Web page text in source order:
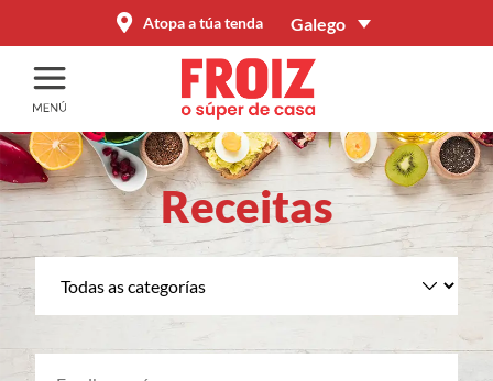
Atopa a túa tenda Galego
Receitas